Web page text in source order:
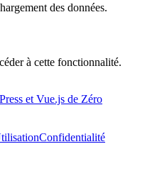
des données.
à cette fonctionnalité.
et Vue.js de Zéro
Confidentialité